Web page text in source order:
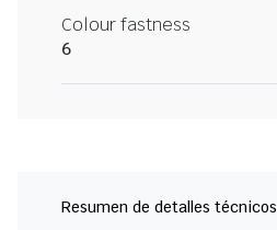
Colour fastness
6
Resumen de detalles técnicos